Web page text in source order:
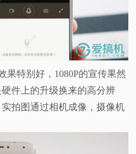
果特别好，1080P的宣传果然
件上的升级换来的高分辨
拍图通过相机成像，摄像机